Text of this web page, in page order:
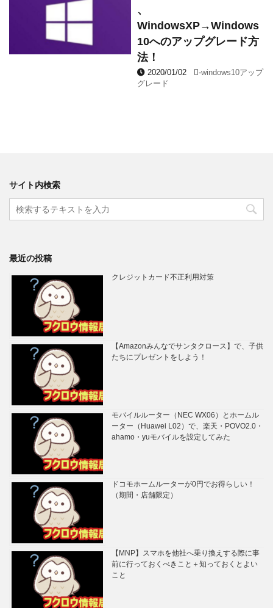
、
WindowsXP→Windows
10へのアップグレード方
法！
2020/01/02 -windows10アップ
グレード
サイト内検索
最近の投稿
クレジットカード不正利用対策
【Amazonみんなでサンタクロース】で、子供
たちにプレゼントをしよう！
モバイルルーター（NEC WX06）とホームル
ーター（Huawei L02）で、楽天・POVO2.0・
ahamo・yuモバイルを設定してみた
ドコモホームルーターが0円でお得らしい！
（期間・店舗限定）
【MNP】スマホを他社へ乗り換えする際に事
前に行っておくべきこと＋知っておくとよい
こと